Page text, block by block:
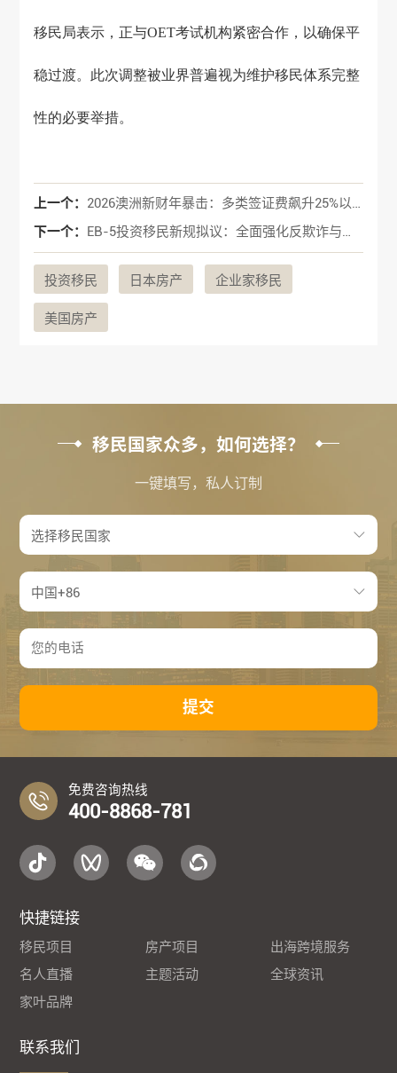
移民局表示，正与OET考试机构紧密合作，以确保平
稳过渡。此次调整被业界普遍视为维护移民体系完整
性的必要举措。
上一个：
2026澳洲新财年暴击：多类签证费飙升25%以上！三大核心变动解读
下一个：
EB-5投资移民新规拟议：全面强化反欺诈与投资人保护
投资移民 日本房产 企业家移民
美国房产
移民国家众多，如何选择？
一键填写，私人订制
提交
免费咨询热线
400-8868-781
快捷链接
移民项目 房产项目
出海跨境服务
名人直播
主题活动
全球资讯
家叶品牌
联系我们